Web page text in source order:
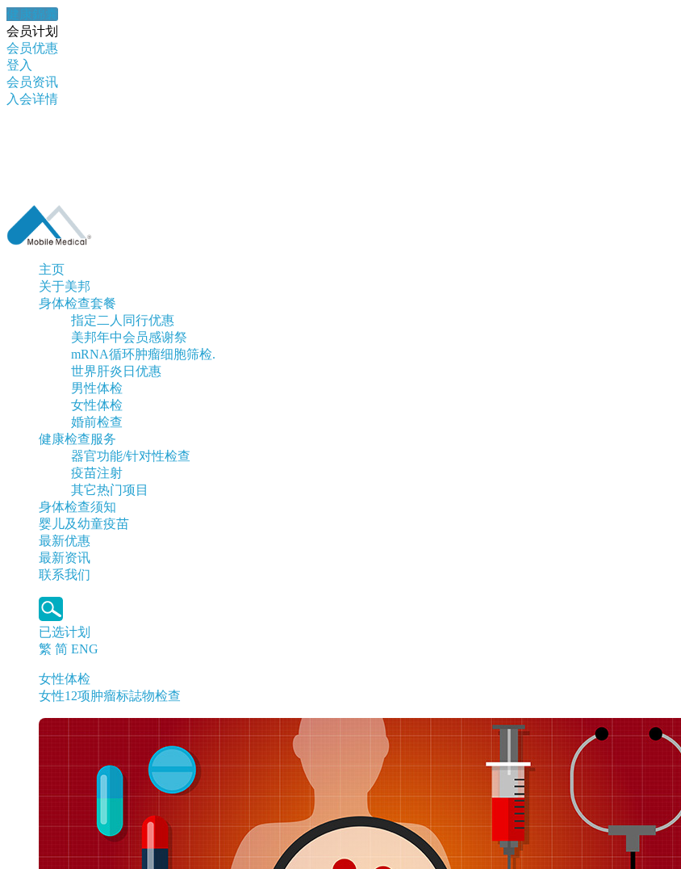
健康錦囊
会员计划
会员优惠
登入
会员资讯
入会详情
主页
关于美邦
身体检查套餐
指定二人同行优惠
美邦年中会员感谢祭
mRNA循环肿瘤细胞筛检.
世界肝炎日优惠
男性体检
女性体检
婚前检查
健康检查服务
器官功能/针对性检查
疫苗注射
其它热门项目
身体检查须知
婴儿及幼童疫苗
最新优惠
最新资讯
联系我们
已选计划
繁 简 ENG
女性体检
女性12项肿瘤标誌物检查